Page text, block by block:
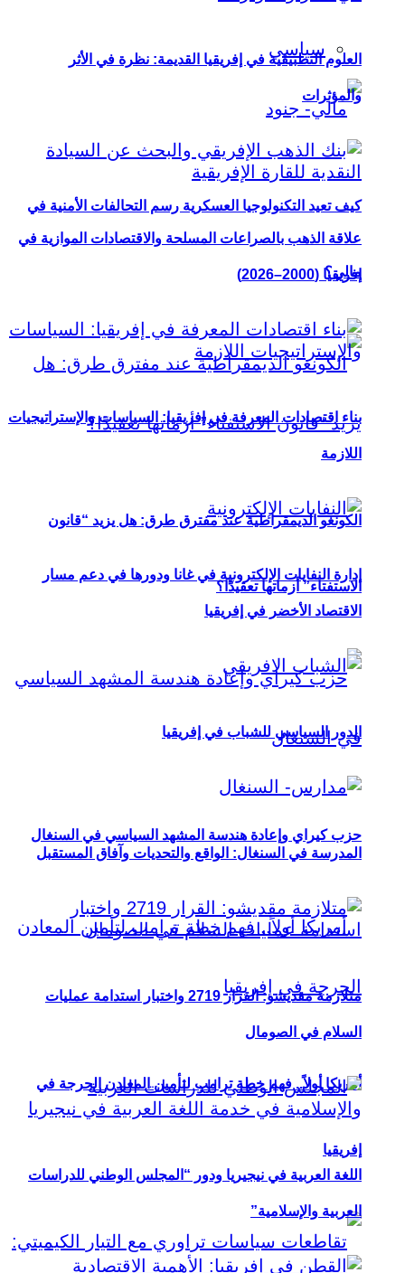
سياسي
كيف تعيد التكنولوجيا العسكرية رسم التحالفات الأمنية في
مالي؟
الكونغو الديمقراطية عند مفترق طرق: هل يزيد “قانون
الاستفتاء” أزماتها تعقيدًا؟
حزب كيراي وإعادة هندسة المشهد السياسي في السنغال
أمريكا أولاً.. فهم خطة ترامب لتأمين المعادن الحرجة في
إفريقيا
العلوم التطبيقية في إفريقيا القديمة: نظرة في الأثر
والمؤثرات
علاقة الذهب بالصراعات المسلحة والاقتصادات الموازية في
إفريقيا (2000–2026)
بناء اقتصادات المعرفة في إفريقيا: السياسات والإستراتيجيات
اللازمة
إدارة النفايات الإلكترونية في غانا ودورها في دعم مسار
الاقتصاد الأخضر في إفريقيا
الدور السياسي للشباب في إفريقيا
المدرسة في السنغال: الواقع والتحديات وآفاق المستقبل
متلازمة مقديشو: القرار 2719 واختبار استدامة عمليات
السلام في الصومال
اللغة العربية في نيجيريا ودور “المجلس الوطني للدراسات
العربية والإسلامية”